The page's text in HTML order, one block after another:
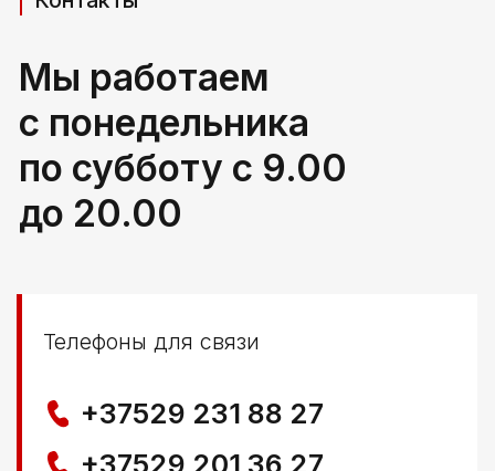
УНП 291776406
Свидетельство выдано Березовским районным
Адрес производства (самовывоз)
г. Береза, ул Свердлова 165ж